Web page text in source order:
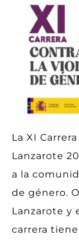
La XI
Lanzarote
a la
de género.
Lanzarote y
carrera